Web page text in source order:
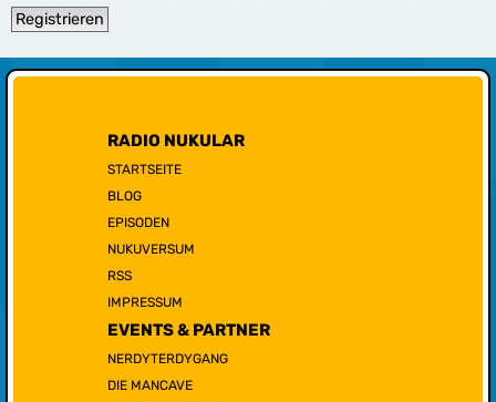
Registrieren
RADIO NUKULAR
STARTSEITE
BLOG
EPISODEN
NUKUVERSUM
RSS
IMPRESSUM
EVENTS & PARTNER
NERDYTERDYGANG
DIE MANCAVE